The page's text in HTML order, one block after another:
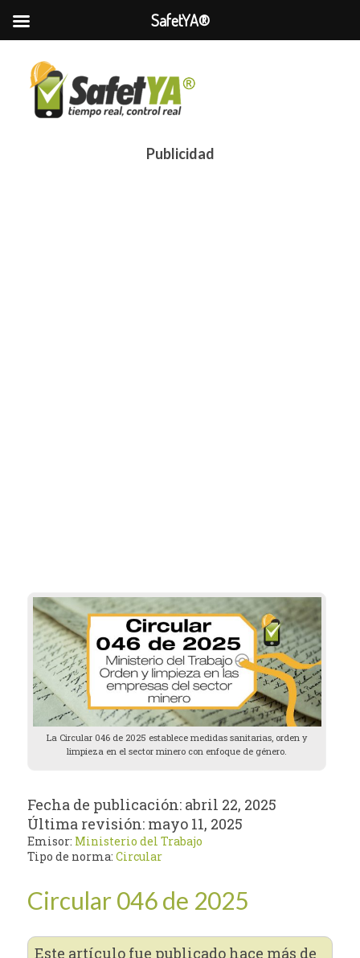
Publicidad
La Circular 046 de 2025 establece medidas sanitarias, orden y
limpieza en el sector minero con enfoque de género.
Fecha de publicación: abril 22, 2025
Última revisión: mayo 11, 2025
Emisor: Ministerio del Trabajo
Tipo de norma:Circular
Circular 046 de 2025
Este artículo fue publicado hace más de
SafetYA®